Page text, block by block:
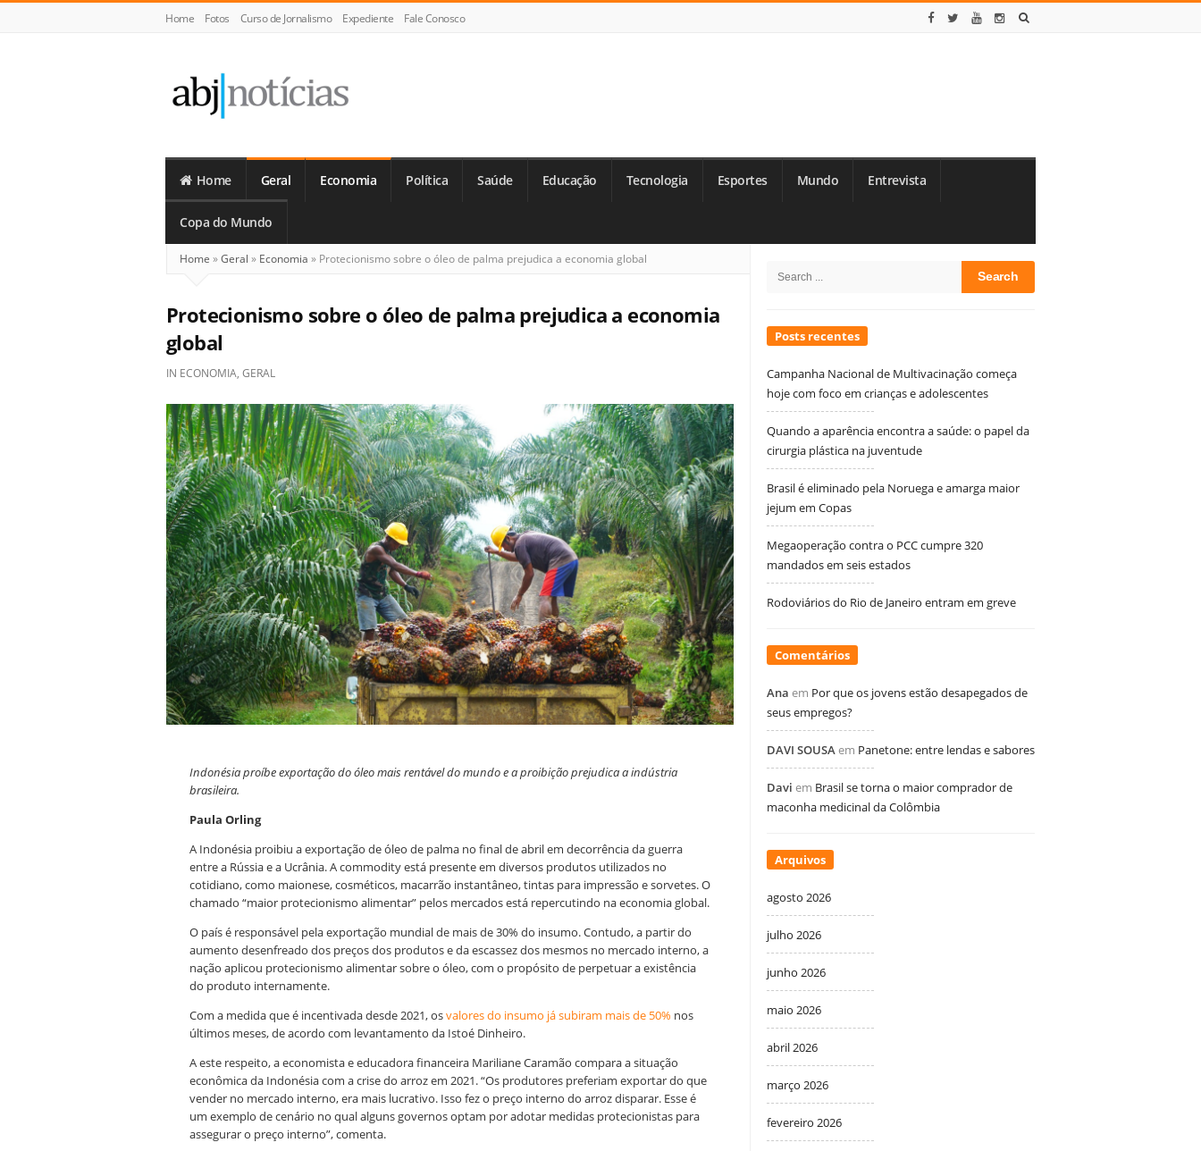
Home Fotos Curso de Jornalismo Expediente Fale Conosco
Notícias
Home Geral Economia Política Saúde Educação Tecnologia Esportes Mundo Entrevista
Copa do Mundo
Home »Geral » Economia » Protecionismo sobre o óleo de palma prejudica a economia global
Protecionismo sobre o óleo de palma prejudica a economia
global
IN ECONOMIA, GERAL
Indonésia proíbe exportação do óleo mais rentável do mundo e a proibição prejudica a indústria
brasileira.
Paula Orling
A Indonésia proibiu a exportação de óleo de palma no final de abril em decorrência da guerra
entre a Rússia e a Ucrânia. A commodity está presente em diversos produtos utilizados no
cotidiano, como maionese, cosméticos, macarrão instantâneo, tintas para impressão e sorvetes. O
chamado “maior protecionismo alimentar” pelos mercados está repercutindo na economia global.
O país é responsável pela exportação mundial de mais de 30% do insumo. Contudo, a partir do
aumento desenfreado dos preços dos produtos e da escassez dos mesmos no mercado interno, a
nação aplicou protecionismo alimentar sobre o óleo, com o propósito de perpetuar a existência
do produto internamente.
Com a medida que é incentivada desde 2021, osvalores do insumo já subiram mais de 50% nos
últimos meses, de acordo com levantamento da Istoé Dinheiro.
A este respeito, a economista e educadora financeira Mariliane Caramão compara a situação
econômica da Indonésia com a crise do arroz em 2021. “Os produtores preferiam exportar do que
vender no mercado interno, era mais lucrativo. Isso fez o preço interno do arroz disparar. Esse é
um exemplo de cenário no qual alguns governos optam por adotar medidas protecionistas para
assegurar o preço interno”, comenta.
Sidebar
Search
Posts recentes
Campanha Nacional de Multivacinação começa
hoje com foco em crianças e adolescentes
Quando a aparência encontra a saúde: o papel da
cirurgia plástica na juventude
Brasil é eliminado pela Noruega e amarga maior
jejum em Copas
Megaoperação contra o PCC cumpre 320
mandados em seis estados
Rodoviários do Rio de Janeiro entram em greve
Comentários
Ana em Por que os jovens estão desapegados de
seus empregos?
DAVI SOUSAem Panetone: entre lendas e sabores
Davi em Brasil se torna o maior comprador de
maconha medicinal da Colômbia
Arquivos
agosto 2026
julho 2026
junho 2026
maio 2026
abril 2026
março 2026
fevereiro 2026